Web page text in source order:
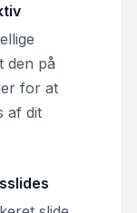
den på
for at
af dit